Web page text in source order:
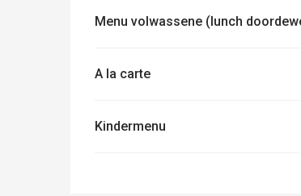
activiteiten
Menu volwassene (lunch
A la carte
Kindermenu